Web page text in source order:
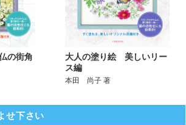
の街角
大人の塗り絵 美しいリー
ス編
本田 尚子 著
せ下さい